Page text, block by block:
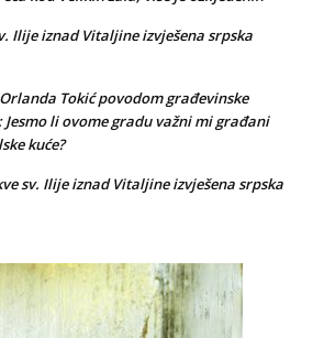
Ilije iznad Vitaljine izvješena srpska
Tokić povodom građevinske
li ovome gradu važni mi građani
kuće?
sv. Ilije iznad Vitaljine izvješena srpska